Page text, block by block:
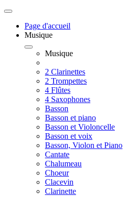
Page d'accueil
Musique
Musique
2 Clarinettes
2 Trompettes
4 Flûtes
4 Saxophones
Basson
Basson et piano
Basson et Violoncelle
Basson et voix
Basson, Violon et Piano
Cantate
Chalumeau
Choeur
Clacevin
Clarinette